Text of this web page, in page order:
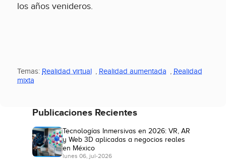
los años venideros.
Temas: Realidad virtual , Realidad aumentada , Realidad
mixta
Publicaciones Recientes
Tecnologías Inmersivas en 2026: VR, AR
y Web 3D aplicadas a negocios reales
en México
lunes 06, jul-2026